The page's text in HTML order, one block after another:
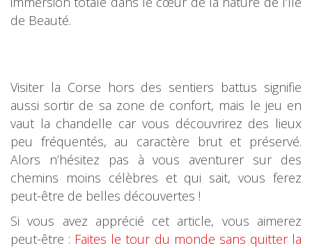
de Beauté.
Visiter la Corse hors des sentiers battus signifie
aussi sortir de sa zone de confort, mais le jeu en
vaut la chandelle car vous découvrirez des lieux
peu fréquentés, au caractère brut et préservé.
Alors n’hésitez pas à vous aventurer sur des
chemins moins célèbres et qui sait, vous ferez
peut-être de belles découvertes !
Si vous avez apprécié cet article, vous aimerez
peut-être : Faites le tour du monde sans quitter la